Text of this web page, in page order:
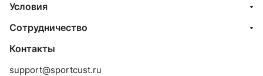
Условия
Сотрудничество
Контакты
support@sportcust.ru